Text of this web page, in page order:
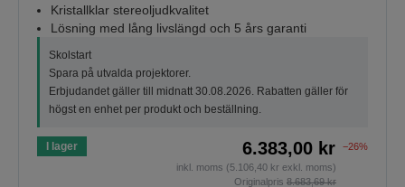
Kristallklar stereoljudkvalitet
Lösning med lång livslängd och 5 års garanti
Skolstart
Spara på utvalda projektorer.
Erbjudandet gäller till midnatt 30.08.2026. Rabatten gäller för
högst en enhet per produkt och beställning.
I lager 6.383,00 kr
−26%
inkl. moms (5.106,40 kr exkl. moms)
Originalpris 8.683,69 kr